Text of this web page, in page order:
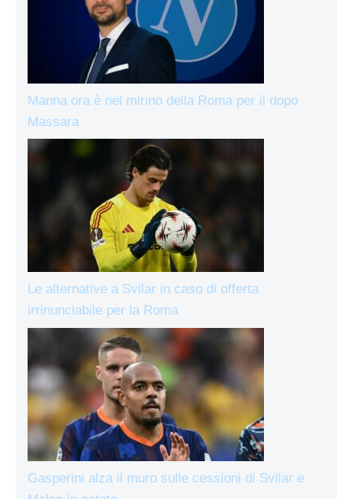
Manna ora è nel mirino della Roma per il dopo
Massara
Le alternative a Svilar in caso di offerta
irrinunciabile per la Roma
Gasperini alza il muro sulle cessioni di Svilar e